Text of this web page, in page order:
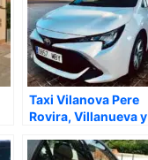
Taxi Vilanova Pere
Rovira, Villanueva y